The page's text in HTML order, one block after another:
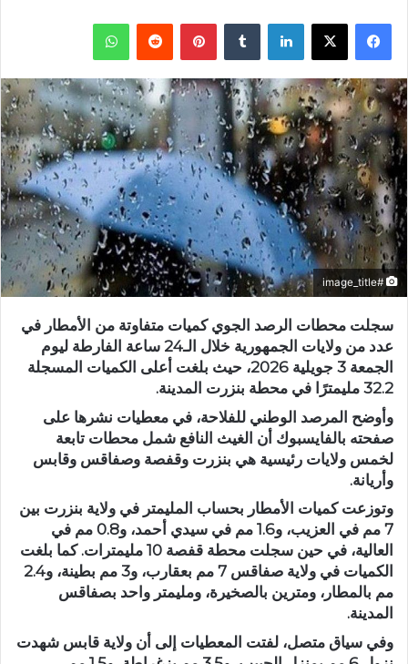
فيسبوك X لينكدإن بينتيريست واتساب
#image_title
سجلت محطات الرصد الجوي كميات متفاوتة من الأمطار في
عدد من ولايات الجمهورية خلال الـ24 ساعة الفارطة ليوم
الجمعة 3 جويلية 2026، حيث بلغت أعلى الكميات المسجلة
32.2 مليمترًا في محطة بنزرت المدينة.
وأوضح المرصد الوطني للفلاحة، في معطيات نشرها على
صفحته بالفايسبوك أن الغيث النافع شمل محطات تابعة
لخمس ولايات رئيسية هي بنزرت وقفصة وصفاقس وقابس
وأريانة.
وتوزعت كميات الأمطار بحساب المليمتر في ولاية بنزرت بين
7 مم في العزيب، و1.6 مم في سيدي أحمد، و0.8 مم في
العالية، في حين سجلت محطة قفصة 10 مليمترات. كما بلغت
الكميات في ولاية صفاقس 7 مم بعقارب، و3 مم بطينة، و2.4
مم بالمطار، ومترين بالصخيرة، ومليمتر واحد بصفاقس
المدينة.
وفي سياق متصل، لفتت المعطيات إلى أن ولاية قابس شهدت